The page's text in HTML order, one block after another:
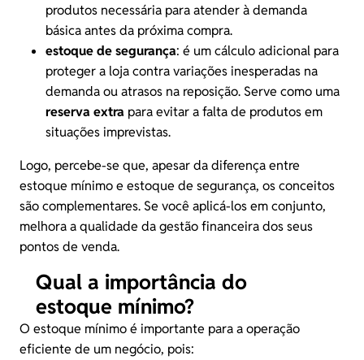
produtos necessária para atender à demanda
básica antes da próxima compra.
estoque de segurança: é um cálculo adicional para
proteger a loja contra variações inesperadas na
demanda ou atrasos na reposição. Serve como uma
reserva extra para evitar a falta de produtos em
situações imprevistas.
Logo, percebe-se que, apesar da diferença entre
estoque mínimo e estoque de segurança, os conceitos
são complementares. Se você aplicá-los em conjunto,
melhora a qualidade dagestão financeira dos seus
pontos de venda.
Qual a importância do
estoque mínimo?
O estoque mínimo é importante para a operação
eficiente de um negócio, pois: